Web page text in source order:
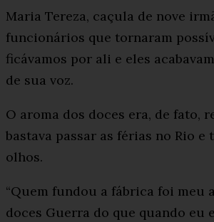
Maria Tereza, caçula de nove
funcionários que tornaram
ficávamos por ali e eles
de sua voz.
O aroma dos doces era, de fato,
bastava passar as férias no Rio
olhos.
“Quem fundou a fábrica foi meu
doces Guerra do que quando eu